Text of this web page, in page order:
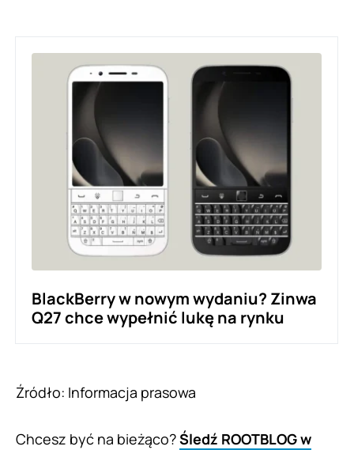
BlackBerry w nowym wydaniu? Zinwa
Q27 chce wypełnić lukę na rynku
Źródło: Informacja prasowa
Chcesz być na bieżąco?Śledź ROOTBLOG w